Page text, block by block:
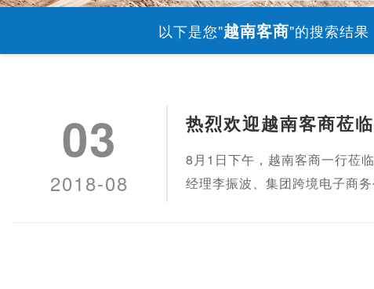
以下是您"越南客商"的搜索结果
03
2018-08
热烈欢迎越南客商莅
8月1日下午，越南客商一行莅
经理李振波、集团跨境电子商